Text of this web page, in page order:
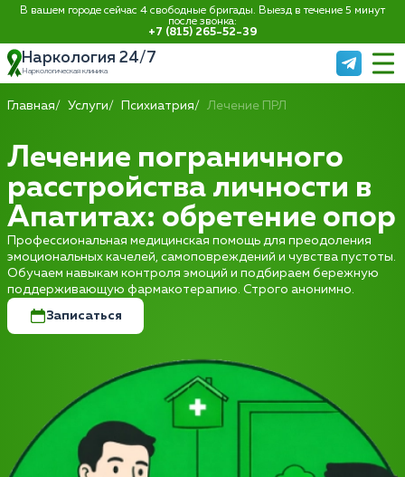
В вашем городе сейчас 4 свободные бригады. Выезд в течение 5 минут
после звонка:
+7 (815) 265-52-39
Наркология 24/7
Наркологическая клиника
Главная Услуги Психиатрия Лечение ПРЛ
Лечение пограничного
расстройства личности в
Апатитах: обретение опор
Профессиональная медицинская помощь для преодоления
эмоциональных качелей, самоповреждений и чувства пустоты.
Обучаем навыкам контроля эмоций и подбираем бережную
поддерживающую фармакотерапию. Строго анонимно.
Записаться